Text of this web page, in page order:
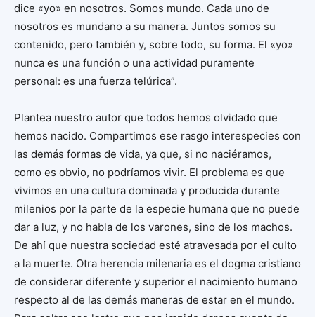
dice «yo» en nosotros. Somos mundo. Cada uno de
nosotros es mundano a su manera. Juntos somos su
contenido, pero también y, sobre todo, su forma. El «yo»
nunca es una función o una actividad puramente
personal: es una fuerza telúrica”.
Plantea nuestro autor que todos hemos olvidado que
hemos nacido. Compartimos ese rasgo interespecies con
las demás formas de vida, ya que, si no naciéramos,
como es obvio, no podríamos vivir. El problema es que
vivimos en una cultura dominada y producida durante
milenios por la parte de la especie humana que no puede
dar a luz, y no habla de los varones, sino de los machos.
De ahí que nuestra sociedad esté atravesada por el culto
a la muerte. Otra herencia milenaria es el dogma cristiano
de considerar diferente y superior el nacimiento humano
respecto al de las demás maneras de estar en el mundo.